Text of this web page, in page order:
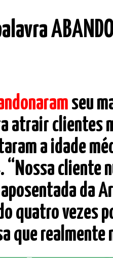
seu
atrair clientes
a idade
cliente
da
quatro vezes
que realmente